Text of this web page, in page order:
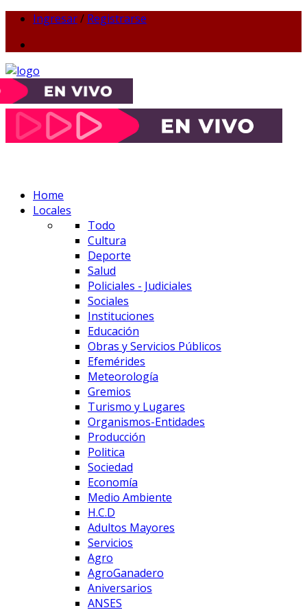
Ingresar/ Registrarse
Home
Locales
Todo
Cultura
Deporte
Salud
Policiales - Judiciales
Sociales
Instituciones
Educación
Obras y Servicios Públicos
Efemérides
Meteorología
Gremios
Turismo y Lugares
Organismos-Entidades
Producción
Politica
Sociedad
Economía
Medio Ambiente
H.C.D
Adultos Mayores
Servicios
Agro
AgroGanadero
Aniversarios
ANSES